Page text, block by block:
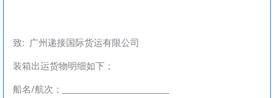
致: 广州递接国际货运有限公司
装箱出运货物明细如下；
船名/航次；_________________________